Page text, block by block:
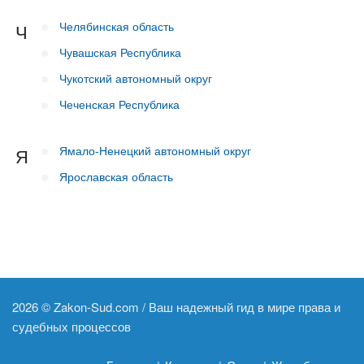
Ч
Челябинская область
Чувашская Республика
Чукотский автономный округ
Чеченская Республика
Я
Ямало-Ненецкий автономный округ
Ярославская область
2026 ©Zakon-Sud.com / Ваш надежный гид в мире права и
судебных процессов